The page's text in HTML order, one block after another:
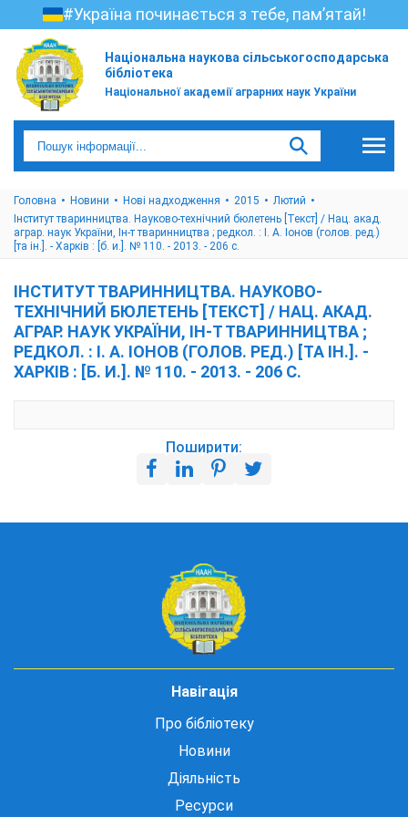
#Україна починається з тебе, пам’ятай!
Національна наукова сільськогосподарська
бібліотека
Національної академії аграрних наук України
Головна Новини Нові надходження 2015
Лютий
Інститут тваринництва. Науково-технічний бюлетень [Текст] / Нац. акад.
аграр. наук України, Ін-т тваринництва ; редкол. : І. А. Іонов (голов. ред.)
[та ін.]. - Харків : [б. и.]. № 110. - 2013. - 206 с.
ІНСТИТУТ ТВАРИННИЦТВА. НАУКОВО-
ТЕХНІЧНИЙ БЮЛЕТЕНЬ [ТЕКСТ] / НАЦ. АКАД.
АГРАР. НАУК УКРАЇНИ, ІН-Т ТВАРИННИЦТВА ;
РЕДКОЛ. : І. А. ІОНОВ (ГОЛОВ. РЕД.) [ТА ІН.]. -
ХАРКІВ : [Б. И.]. № 110. - 2013. - 206 С.
Поширити:
Навігація
Про бібліотеку
Новини
Діяльність
Ресурси